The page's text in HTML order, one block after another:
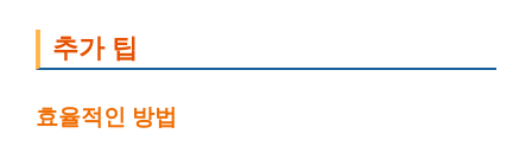
추가 팁
효율적인 방법